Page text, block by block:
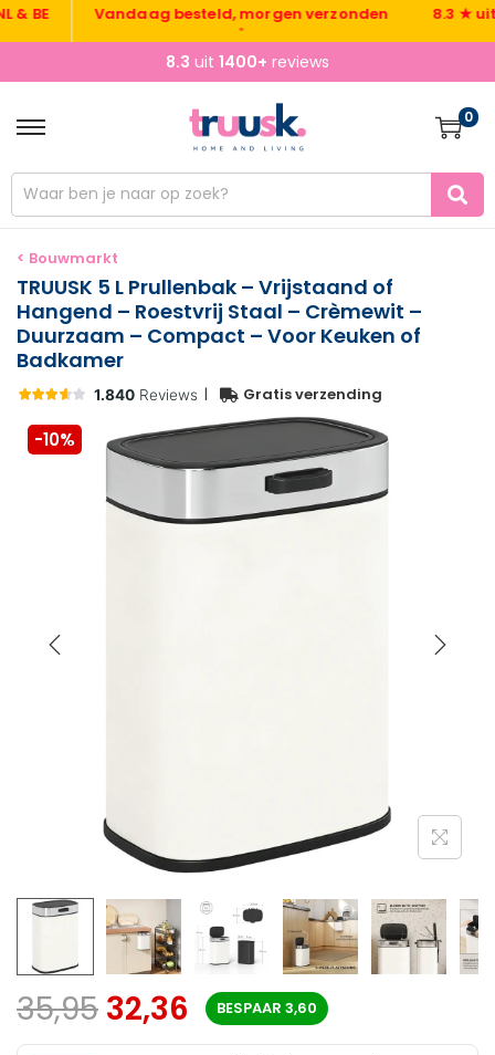
Vandaag besteld, morgen verzonden 8.3 ★ uit
8.3 uit 1400+ reviews
0
< Bouwmarkt
TRUUSK 5 L Prullenbak – Vrijstaand of
Hangend – Roestvrij Staal – Crèmewit –
Duurzaam – Compact – Voor Keuken of
Badkamer
| Gratis verzending
-10%
35,95 32,36 BESPAAR 3,60